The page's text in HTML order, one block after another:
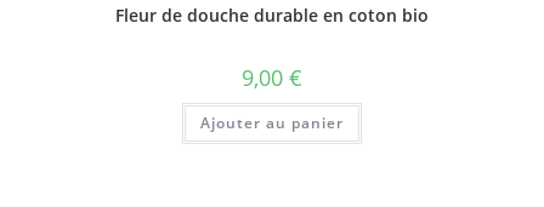
Fleur de douche durable en coton bio
9,00 €
Ajouter au panier